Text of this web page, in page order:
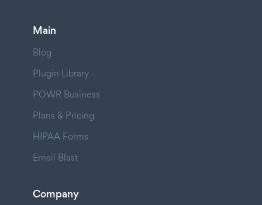
Main
Blog
Plugin Library
POWR Business
Plans & Pricing
HIPAA Forms
Email Blast
Company